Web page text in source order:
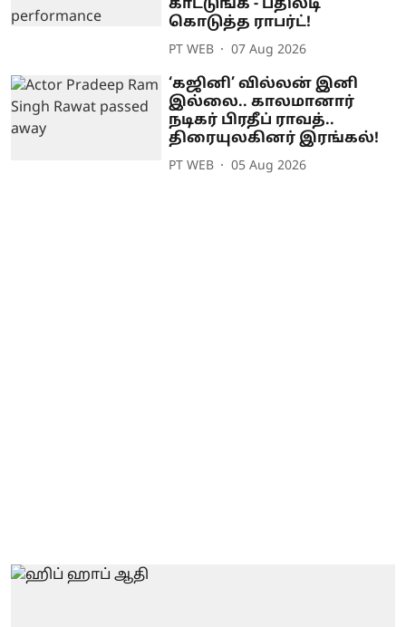
காட்டுங்க - பதிலடி
கொடுத்த ராபர்ட்!
PT WEB 07 Aug 2026
‘கஜினி’ வில்லன் இனி
இல்லை.. காலமானார்
நடிகர் பிரதீப் ராவத்..
திரையுலகினர் இரங்கல்!
PT WEB 05 Aug 2026